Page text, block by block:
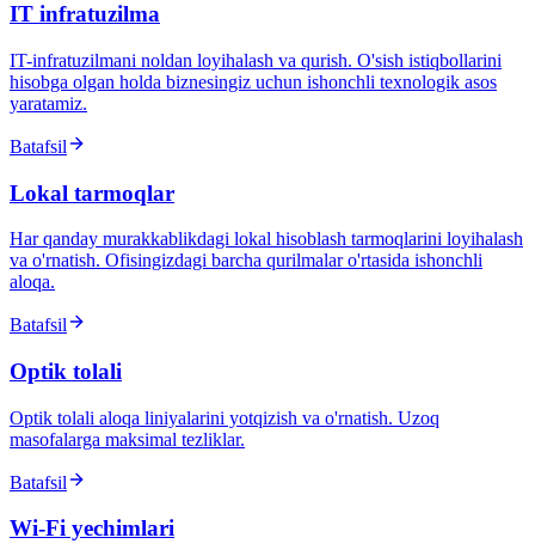
IT infratuzilma
IT-infratuzilmani noldan loyihalash va qurish. O'sish istiqbollarini
hisobga olgan holda biznesingiz uchun ishonchli texnologik asos
yaratamiz.
Batafsil
Lokal tarmoqlar
Har qanday murakkablikdagi lokal hisoblash tarmoqlarini loyihalash
va o'rnatish. Ofisingizdagi barcha qurilmalar o'rtasida ishonchli
aloqa.
Batafsil
Optik tolali
Optik tolali aloqa liniyalarini yotqizish va o'rnatish. Uzoq
masofalarga maksimal tezliklar.
Batafsil
Wi-Fi yechimlari